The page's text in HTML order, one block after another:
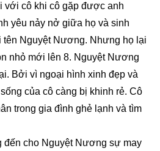
với cô khi cô gặp được anh
yêu nảy nở giữa họ và sinh
Nguyệt Nương. Nhưng họ lại
nhỏ mới lên 8. Nguyệt Nương
Bởi vì ngoại hình xinh đẹp và
của cô càng bị khinh rẻ. Cô
trong gia đình ghẻ lạnh và tìm
đến cho Nguyệt Nương sự may